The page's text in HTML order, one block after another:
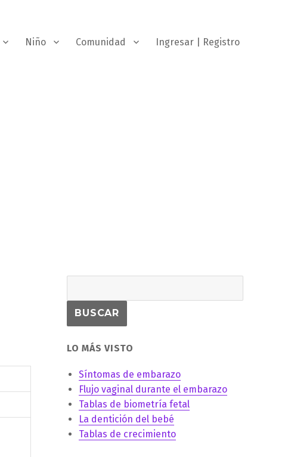
Niño Comunidad Ingresar | Registro
LO MÁS VISTO
Síntomas de embarazo
Flujo vaginal durante el embarazo
Tablas de biometría fetal
La dentición del bebé
Tablas de crecimiento